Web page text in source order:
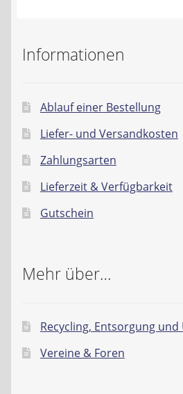
Informationen
Ablauf einer Bestellung
Liefer- und Versandkosten
Zahlungsarten
Lieferzeit & Verfügbarkeit
Gutschein
Mehr über…
Recycling, Entsorgung
Vereine & Foren